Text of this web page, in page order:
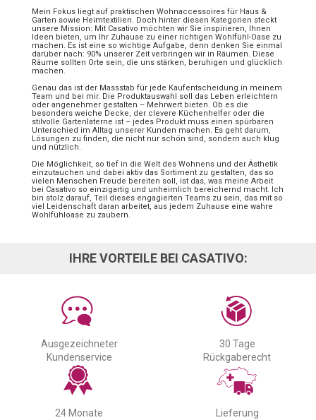
Mein Fokus liegt auf praktischen Wohnaccessoires für Haus &
Garten sowie Heimtextilien. Doch hinter diesen Kategorien steckt
unsere Mission: Mit Casativo möchten wir Sie inspirieren, Ihnen
Ideen bieten, um Ihr Zuhause zu einer richtigen Wohlfühl-Oase zu
machen. Es ist eine so wichtige Aufgabe, denn denken Sie einmal
darüber nach: 90% unserer Zeit verbringen wir in Räumen. Diese
Räume sollten Orte sein, die uns stärken, beruhigen und glücklich
machen.
Genau das ist der Massstab für jede Kaufentscheidung in meinem
Team und bei mir. Die Produktauswahl soll das Leben erleichtern
oder angenehmer gestalten – Mehrwert bieten. Ob es die
besonders weiche Decke, der clevere Küchenhelfer oder die
stilvolle Gartenlaterne ist – jedes Produkt muss einen spürbaren
Unterschied im Alltag unserer Kunden machen. Es geht darum,
Lösungen zu finden, die nicht nur schön sind, sondern auch klug
und nützlich.
Die Möglichkeit, so tief in die Welt des Wohnens und der Ästhetik
einzutauchen und dabei aktiv das Sortiment zu gestalten, das so
vielen Menschen Freude bereiten soll, ist das, was meine Arbeit
bei Casativo so einzigartig und unheimlich bereichernd macht. Ich
bin stolz darauf, Teil dieses engagierten Teams zu sein, das mit so
viel Leidenschaft daran arbeitet, aus jedem Zuhause eine wahre
Wohlfühloase zu zaubern.
IHRE VORTEILE BEI CASATIVO:
Ausgezeichneter
Kundenservice
30 Tage
Rückgaberecht
24 Monate
Lieferung